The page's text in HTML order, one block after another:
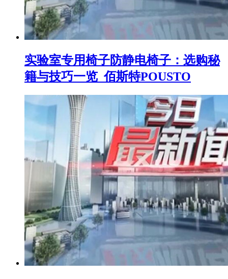
实验室专用椅子防静电椅子：选购秘
籍与技巧一览_佰斯特POUSTO